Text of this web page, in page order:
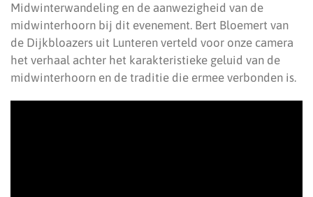
Midwinterwandeling en de aanwezigheid van de
midwinterhoorn bij dit evenement. Bert Bloemert van
de Dijkbloazers uit Lunteren verteld voor onze camera
het verhaal achter het karakteristieke geluid van de
midwinterhoorn en de traditie die ermee verbonden is.